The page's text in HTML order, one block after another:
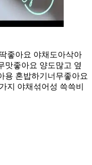
좋아요 야채도아삭아
맛좋아요 양도많고 옆
용 혼밥하기너무좋아요
지 야채섞어성 쓱쓱비